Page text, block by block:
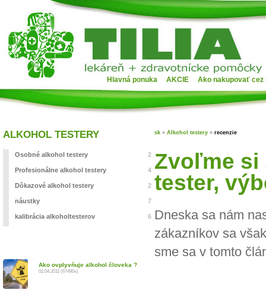
Hlavná ponuka AKCIE Ako nakupovať cez
sk » Alkohol testery » recenzie
Zvoľme si
tester,
Dneska sa nám
zákazníkov sa
sme sa v tomto
ALKOHOL TESTERY
Osobné alkohol testery 2
Profesionálne alkohol testery 4
Dôkazové alkohol testery 2
náustky 7
kalibrácia alkoholtesterov 6
Ako ovplyvňuje alkohol človeka ?
02.04.2011 (67490x)